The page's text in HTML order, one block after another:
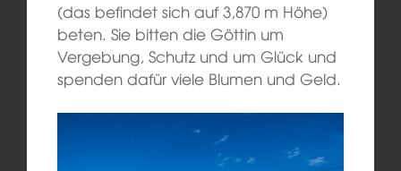
(das befindet sich auf 3,870 m Höhe)
beten. Sie bitten die Göttin um
Vergebung, Schutz und um Glück und
spenden dafür viele Blumen und Geld.